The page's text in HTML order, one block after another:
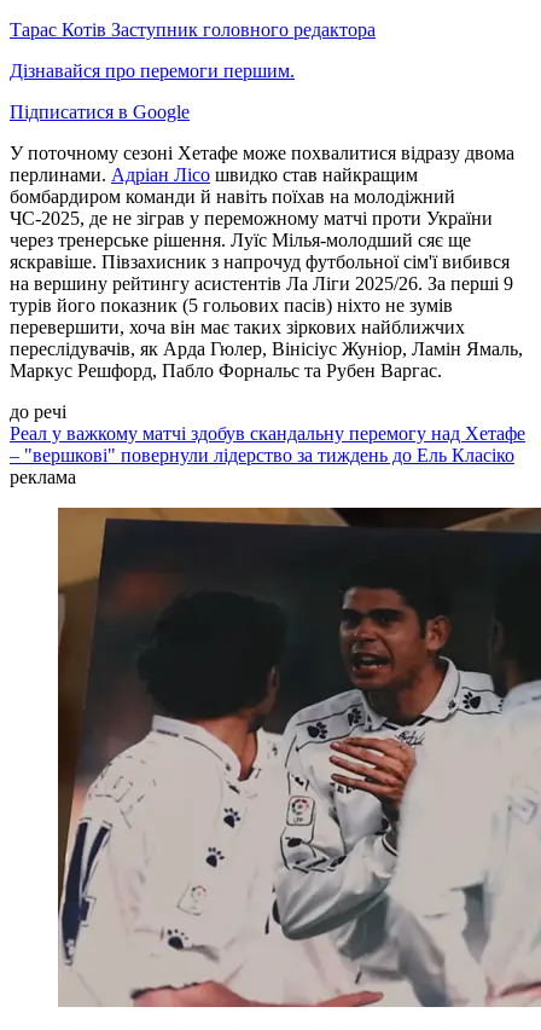
Тарас Котів Заступник головного редактора
Дізнавайся про перемоги першим.
Підписатися в Google
У поточному сезоні Хетафе може похвалитися відразу двома
перлинами. Адріан Лісо швидко став найкращим
бомбардиром команди й навіть поїхав на молодіжний
ЧС-2025, де не зіграв у переможному матчі проти України
через тренерське рішення. Луїс Мілья-молодший сяє ще
яскравіше. Півзахисник з напрочуд футбольної сім'ї вибився
на вершину рейтингу асистентів Ла Ліги 2025/26. За перші 9
турів його показник (5 гольових пасів) ніхто не зумів
перевершити, хоча він має таких зіркових найближчих
переслідувачів, як Арда Гюлер, Вінісіус Жуніор, Ламін Ямаль,
Маркус Решфорд, Пабло Форнальс та Рубен Варгас.
до речі
Реал у важкому матчі здобув скандальну перемогу над Хетафе
– "вершкові" повернули лідерство за тиждень до Ель Класіко
реклама